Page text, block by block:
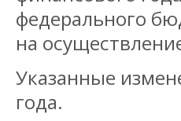
федерального
на
Указанные
года.